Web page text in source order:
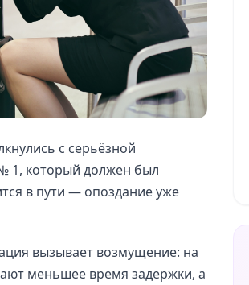
с серьёзной
1, который должен был
в пути — опоздание уже
вызывает возмущение: на
меньшее время задержки, а